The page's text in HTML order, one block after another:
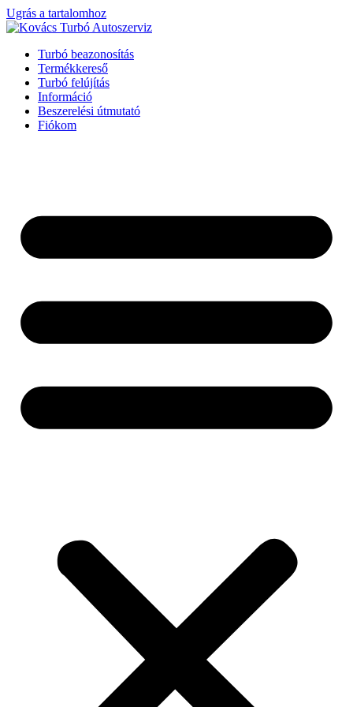
Ugrás a tartalomhoz
Turbó beazonosítás
Termékkereső
Turbó felújítás
Információ
Beszerelési útmutató
Fiókom